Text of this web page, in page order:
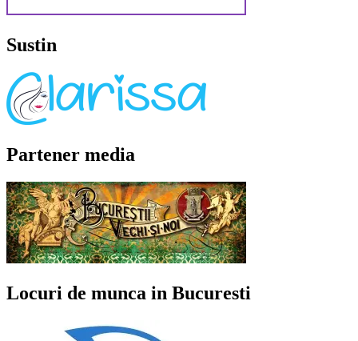
Sustin
Partener media
Locuri de munca in Bucuresti